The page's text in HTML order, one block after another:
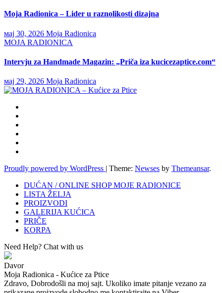
Moja Radionica – Lider u raznolikosti dizajna
мај 30, 2026 Moja Radionica
MOJA RADIONICA
Intervju za Handmade Magazin: „Priča iza kucicezaptice.com“
мај 29, 2026 Moja Radionica
Proudly powered by WordPress | Theme: Newses by Themeansar.
DUĆAN / ONLINE SHOP MOJE RADIONICE
LISTA ŽELJA
PROIZVODI
GALERIJA KUĆICA
PRIČE
KORPA
Need Help? Chat with us
Davor
Moja Radionica - Kućice za Ptice
Zdravo, Dobrodošli na moj sajt. Ukoliko imate pitanje vezano za